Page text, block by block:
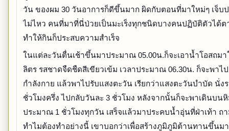
วัน ของผม 30 วันอาการก็ดีขึ้นมาก ผิดกับตอนที่มาใหม่ๆ เจ็บ
ไม่ไหว คนที่มาที่นี่ป่วยเป็นมะเร็งทุกชนิดบางคนปฏิบัติตัวได้ต
ทำให้กินก็ประสบความสำเร็จ
ในแต่ละวันตื่นเช้าขึ้นมาประมาณ 05.00น.ก็จะเอาน้ำโอสถมา
ลิตร รสชาดจืดชืดสีเขียวเข้ม เวลาประมาณ 06.30น. ก็จะพาไ
กำลังกาย แล้วพาไปรับแสงตะวัน เรียกว่าแสงตะวันบำบัด นั่ง
ชั่วโมงครึ่ง ไปกลับวันละ 3 ชั่วโมง หลังจากนั้นก็จะพาเดินบน
ประมาณ 1 ชั่วโมงทุกวัน เสร็จแล้วมาประคบน้ำอุ่นที่ฝ่าเท้า ถ
ทำไมต้องทำอย่างนี้ เขาบอกว่าเพื่อสร้างภูมิภูมิต้านทานขึ้นม